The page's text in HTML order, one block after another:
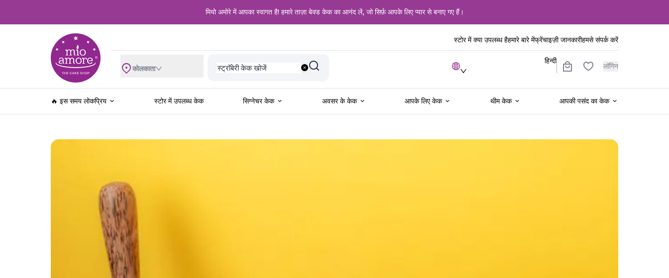
मियो अमोरे में आपका स्वागत है! हमारे ताज़ा बेक्ड केक का आनंद लें, जो सिर्फ़ आपके लिए प्यार से बनाए गए हैं।
स्टोर में क्या उपलब्ध हैहमारे बारे मेंफ्रेंचाइज़ी जानकारीहमसे संपर्क करें
कोलकाता
वनीला केक खोजें
रेड वेलवेट केक खोजें
खेल प्रेमियों के लिए खोजें
जन्मदिन के लिए खोजें
हिन्दी
लॉगिन
🔥 इस समय लोकप्रिय स्टोर में उपलब्ध केक सिग्नेचर केक अवसर के केक आपके लिए केक थीम केक आपकी पसंद का केक